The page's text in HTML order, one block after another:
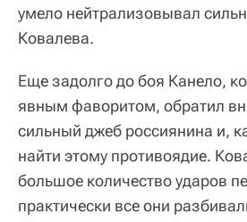
умело нейтрализовывал
Ковалева.
Еще задолго до боя Канело,
явным фаворитом, обратил
сильный джеб россиянина и,
найти этому противоядие.
большое количество ударов
практически все они